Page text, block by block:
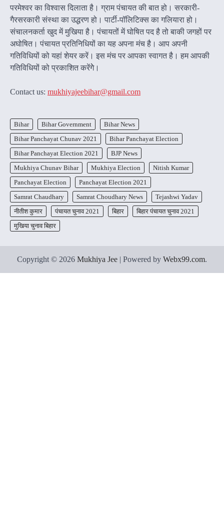
परमेश्वर का विश्वास दिलाता है। ग्राम पंचायत की बात हो। सरकारी-
गैरसरकारी संस्था का उद्धरण हो। पार्टी-पॉलिटिक्स का गलियारा हो।
संचालनकर्ता खुद में मुखिया है। पंचायतों में घोषित पद है तो बाकी जगहों पर
अघोषित। पंचायत प्रतिनिधियों का यह अपना मंच है। आप अपनी
गतिविधियों को यहां शेयर करें। इस मंच पर आपका स्वागत है। हम आपकी
गतिविधियों को प्रकाशित करेंगेे।
Contact us: mukhiyajeebihar@gmail.com
Bihar Bihar Government
Bihar News
Bihar Panchayat Chunav 2021
Bihar Panchayat Election
Bihar Panchayat Election 2021
BJP News
Mukhiya Chunav Bihar
Mukhiya Election
Nitish Kumar
Panchayat Election
Panchayat Election 2021
Samrat Chaudhary
Samrat Choudhary News
Tejashwi Yadav
नीतीश कुमार
पंचायत चुनाव 2021 बिहार
बिहार पंचायत चुनाव 2021
मुखिया चुनाव बिहार
Copyright © 2026 Mukhiya Jee | Powered by Webx99.com.